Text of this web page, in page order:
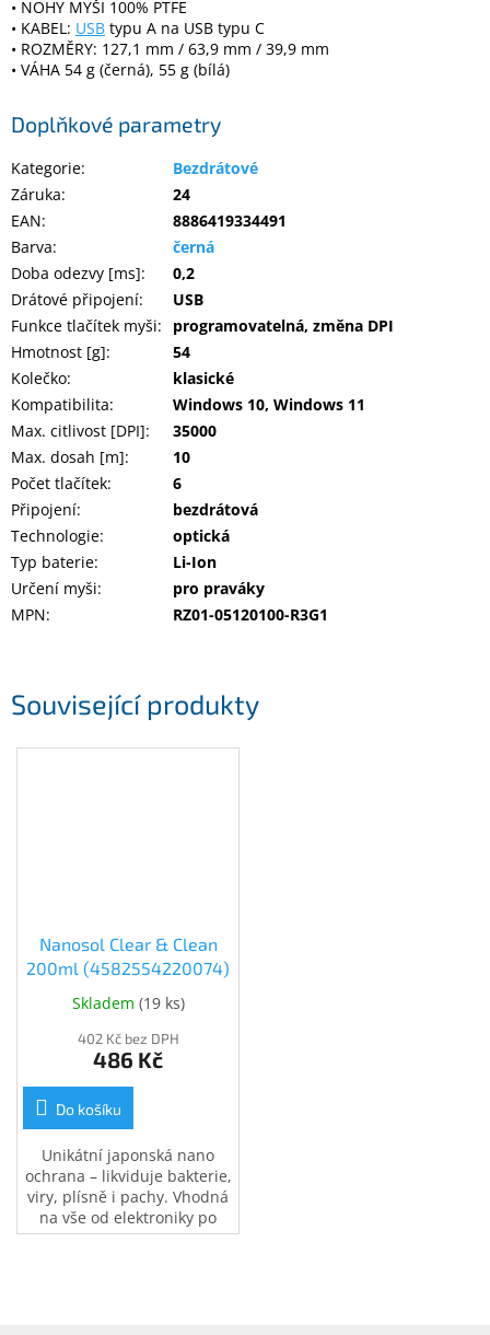
Související produkty
Nanosol Clear & Clean
200ml (4582554220074)
Skladem (19 ks)
402 Kč bez DPH
486 Kč
Do košíku
Unikátní japonská nano
ochrana – likviduje bakterie,
viry, plísně i pachy. Vhodná
na vše od elektroniky po
koupelny, kuchyně či
• NOHY MYŠI 100% PTFE
• KABEL: USB typu A na USB typu C
• ROZMĚRY: 127,1 mm / 63,9 mm / 39,9 mm
• VÁHA 54 g (černá), 55 g (bílá)
Doplňkové parametry
Kategorie:
Bezdrátové
Záruka:
24
EAN:
8886419334491
Barva:
černá
Doba odezvy [ms]:
0,2
Drátové připojení:
USB
Funkce tlačítek myši:
programovatelná, změna DPI
Hmotnost [g]:
54
Kolečko:
klasické
Kompatibilita:
Windows 10, Windows 11
Max. citlivost [DPI]:
35000
Max. dosah [m]:
10
Počet tlačítek:
6
Připojení:
bezdrátová
Technologie:
optická
Typ baterie:
Li-Ion
Určení myši:
pro praváky
MPN: RZ01-05120100-R3G1